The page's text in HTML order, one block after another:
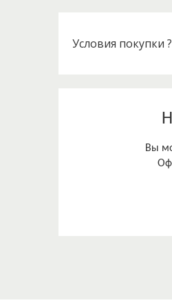
экономику России
Условия покупки ?
Вы